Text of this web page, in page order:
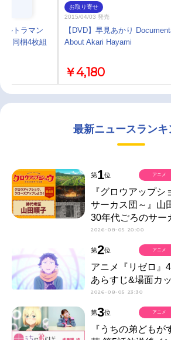
ルトラマン
同梱4枚組
お取り寄せ
2015/04/03 発売
【DVD】早見あかり
About Akari Hayami
￥4,180
最新ニュースランキ
第1位
『グロウアップ
サーカス団～』山
30年代ごろのサー
2026-08-05 20:00
アニメ
第2位
アニメ『リゼロ』
あらすじ&場面カ
2026-08-05 23:30
アニメ
第3位
『うちの弟ども
アニメ